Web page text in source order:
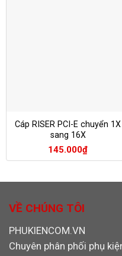
Cáp RISER PCI-E chuyển 1X
sang 16X
145.000₫
VỀ CHÚNG TÔI
PHUKIENCOM.VN
Chuyên phân phối phụ